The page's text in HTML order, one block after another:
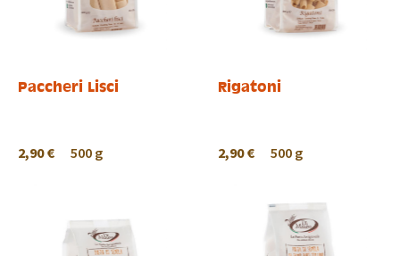
Paccheri Lisci
2,90 € 500 g
Rigatoni
2,90 € 500 g